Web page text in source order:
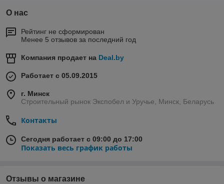
О нас
Рейтинг не сформирован
Менее 5 отзывов за последний год
Компания продает на Deal.by
Работает с 05.09.2015
г. Минск
Строительный рынок Экспобел и Уручье, Минск, Беларусь
Контакты
Сегодня работает с 09:00 до 17:00
Показать весь график работы
Отзывы о магазине